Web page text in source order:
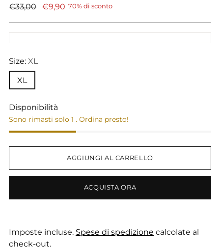
Prezzo
€33,00 €9,90 70% di sconto
Size: XL
XL
Disponibilità
Sono rimasti solo 1 . Ordina presto!
AGGIUNGI AL CARRELLO
ACQUISTA ORA
Imposte incluse. Spese di spedizione calcolate al
check-out.